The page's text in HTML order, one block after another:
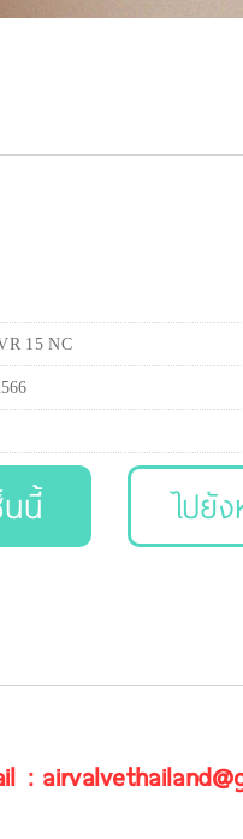
15 NC
นี้ ไปยั
: